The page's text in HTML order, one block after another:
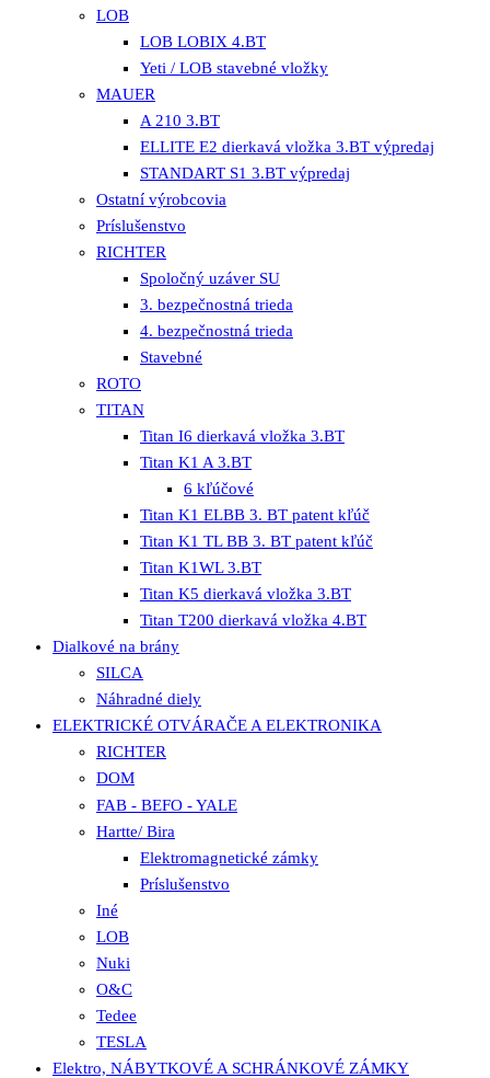
LOB
LOB LOBIX 4.BT
Yeti / LOB stavebné vložky
MAUER
A 210 3.BT
ELLITE E2 dierkavá vložka 3.BT výpredaj
STANDART S1 3.BT výpredaj
Ostatní výrobcovia
Príslušenstvo
RICHTER
Spoločný uzáver SU
3. bezpečnostná trieda
4. bezpečnostná trieda
Stavebné
ROTO
TITAN
Titan I6 dierkavá vložka 3.BT
Titan K1 A 3.BT
6 kľúčové
Titan K1 ELBB 3. BT patent kľúč
Titan K1 TL BB 3. BT patent kľúč
Titan K1WL 3.BT
Titan K5 dierkavá vložka 3.BT
Titan T200 dierkavá vložka 4.BT
Dialkové na brány
SILCA
Náhradné diely
ELEKTRICKÉ OTVÁRAČE A ELEKTRONIKA
RICHTER
DOM
FAB - BEFO - YALE
Hartte/ Bira
Elektromagnetické zámky
Príslušenstvo
Iné
LOB
Nuki
O&C
Tedee
TESLA
Elektro, NÁBYTKOVÉ A SCHRÁNKOVÉ ZÁMKY